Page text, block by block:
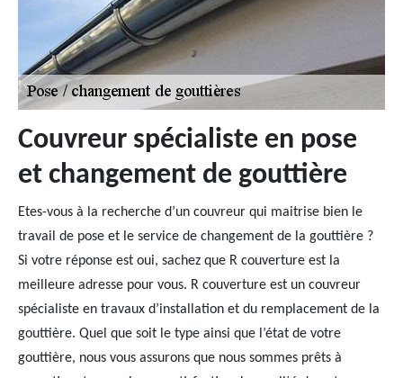
Couvreur spécialiste en pose
et changement de gouttière
Etes-vous à la recherche d’un couvreur qui maitrise bien le
travail de pose et le service de changement de la gouttière ?
Si votre réponse est oui, sachez que R couverture est la
meilleure adresse pour vous. R couverture est un couvreur
spécialiste en travaux d’installation et du remplacement de la
gouttière. Quel que soit le type ainsi que l’état de votre
gouttière, nous vous assurons que nous sommes prêts à